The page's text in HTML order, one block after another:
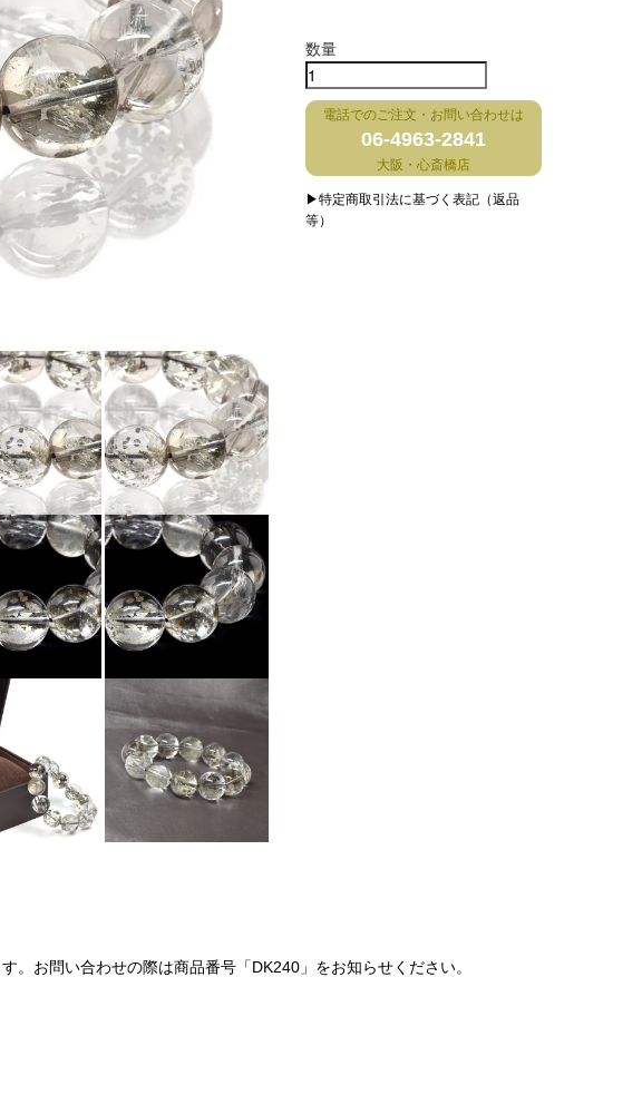
数量
電話でのご注文・お問い合わせは
06-4963-2841
大阪・心斎橋店
▶特定商取引法に基づく表記（返品
等）
。お問い合わせの際は商品番号「DK240」をお知らせください。